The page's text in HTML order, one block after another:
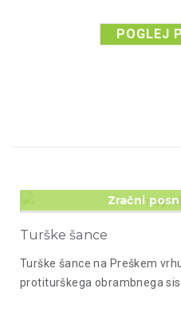
POGLEJ
Zračni
Turške šance
Turške šance na Preškem
protiturškega obrambnega